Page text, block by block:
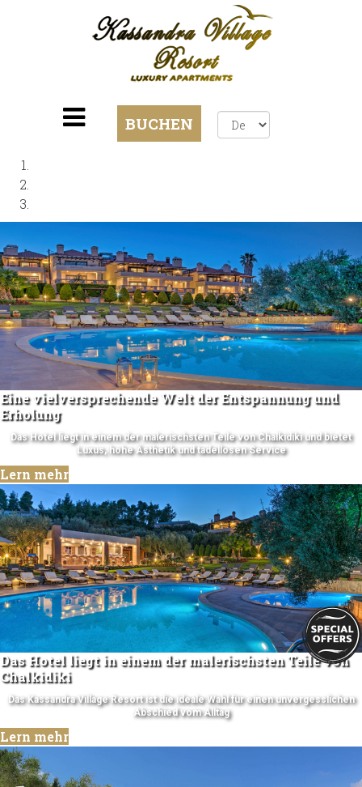
BUCHEN
Eine vielversprechende Welt der Entspannung und
Erholung
Das Hotel liegt in einem der malerischsten Teile von Chalkidiki und bietet
Luxus, hohe Ästhetik und tadellosen Service
Lern mehr
Das Hotel liegt in einem der malerischsten Teile von
Chalkidiki
Das Κassandra Village Resort ist die ideale Wahl für einen unvergesslichen
Abschied vom Alltag
Lern mehr